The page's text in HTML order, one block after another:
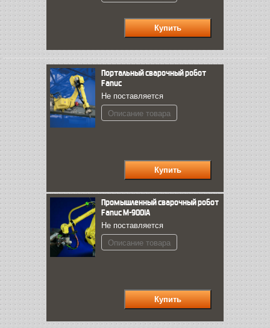
Портальный сварочный робот
Fanuc
Не поставляется
Описание товара
Промышленный сварочный робот
Fanuc M-900iА
Не поставляется
Описание товара